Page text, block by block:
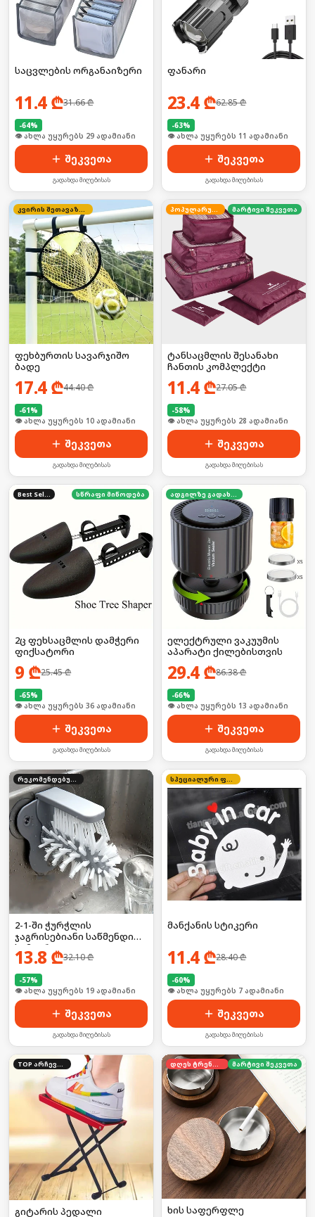
საცვლების ორგანაიზერი
11.4₾31.66₾
-64%
🛒 ბოლო 24სთ-ში იყიდა 39-მა
შეკვეთა
გადახდა მიღებისას
ფანარი
23.4₾62.85₾
-63%
🛒 ბოლო 24სთ-ში იყიდა 17-მა
შეკვეთა
გადახდა მიღებისას
კვირის შეთავაზება
ფეხბურთის სავარჯიშო
ბადე
17.4₾44.40₾
-61%
🛒 ბოლო 24სთ-ში იყიდა 12-მა
შეკვეთა
გადახდა მიღებისას
პოპულარული მარტივი შეკვეთა
ტანსაცმლის შესანახი
ჩანთის კომპლექტი
11.4₾27.05₾
-58%
🛒 ბოლო 24სთ-ში იყიდა 37-მა
შეკვეთა
გადახდა მიღებისას
Best Seller სწრაფი მიწოდება
2ც ფეხსაცმლის დამჭერი
ფიქსატორი
9 ₾25.45₾
-65%
🛒 ბოლო 24სთ-ში იყიდა 48-მა
შეკვეთა
გადახდა მიღებისას
ადგილზე გადახდა
ელექტრული ვაკუუმის
აპარატი ქილებისთვის
29.4₾86.38₾
-66%
🛒 ბოლო 24სთ-ში იყიდა 19-მა
შეკვეთა
გადახდა მიღებისას
რეკომენდებული
2-1-ში ჭურჭლის
ჯაგრისებიანი საწმენდი
სამაგრით
13.8 ₾32.10₾
-57%
🛒 ბოლო 24სთ-ში იყიდა 25-მა
შეკვეთა
გადახდა მიღებისას
სპეციალური ფასი
მანქანის სტიკერი
11.4₾28.40₾
-60%
🛒 ბოლო 24სთ-ში იყიდა 8-მა
შეკვეთა
გადახდა მიღებისას
TOP არჩევანი
გიტარის პედალი
დღეს ტრენდში მარტივი შეკვეთა
ხის საფერფლე